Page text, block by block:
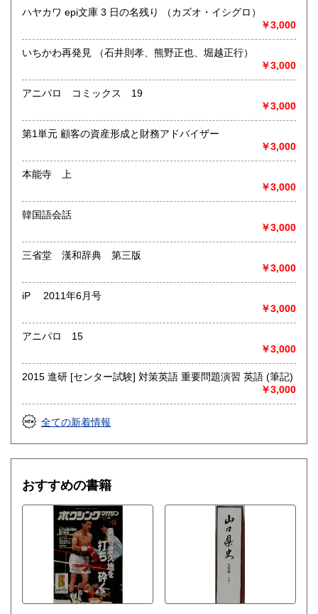
定休日：-
書籍の買取について
取り扱い分野
総記、哲学宗教、歴史、社会科学、自然科学、美術工芸、国
語国文、外国文学、古典籍、近代文献、趣味、外国書、サブ
カルチャー、古書一般（その他）
ハヤカワ epi文庫 3 日の名残り （カズオ・イシグロ）
￥3,000
いちかわ再発見 （石井則孝、熊野正也、堀越正行）
￥3,000
アニパロ コミックス 19
￥3,000
第1単元 顧客の資産形成と財務アドバイザー
￥3,000
本能寺 上
￥3,000
韓国語会話
￥3,000
三省堂 漢和辞典 第三版
￥3,000
iP 2011年6月号
￥3,000
アニパロ 15
￥3,000
2015 進研 [センター試験] 対策英語 重要問題演習 英語 (筆記)
￥3,000
全ての新着情報
おすすめの書籍